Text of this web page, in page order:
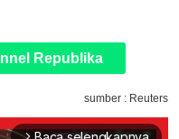
Republika
sumber : Reuters
arrow_forward_ios